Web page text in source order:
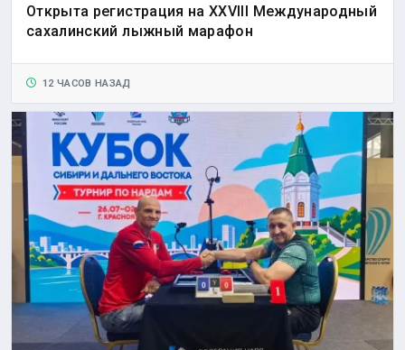
Открыта регистрация на XXVIII Международный
сахалинский лыжный марафон
12 ЧАСОВ НАЗАД